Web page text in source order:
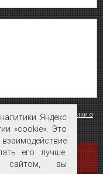
на условиях«Политики о
.
Яндекс
«cookie». Это
его лучше.
сайтом, вы
Яндекс
«cookie». Это
его лучше.
сайтом, вы